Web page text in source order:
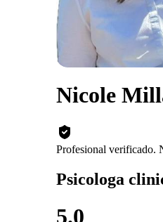
Nicole
Profesional verificado.
Psicologa
5.0